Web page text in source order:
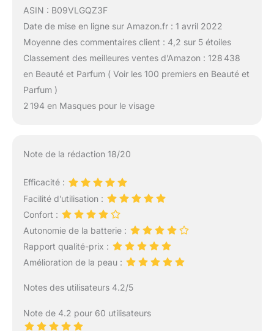
ASIN : B09VLGQZ3F
Date de mise en ligne sur Amazon.fr : 1 avril 2022
Moyenne des commentaires client : 4,2 sur 5 étoiles
Classement des meilleures ventes d’Amazon : 128 438
en Beauté et Parfum ( Voir les 100 premiers en Beauté et
Parfum )
2 194 en Masques pour le visage
Note de la rédaction 18/20
Efficacité :
Facilité d’utilisation :
Confort :
Autonomie de la batterie :
Rapport qualité-prix :
Amélioration de la peau :
Notes des utilisateurs 4.2/5
Note de 4.2 pour 60 utilisateurs